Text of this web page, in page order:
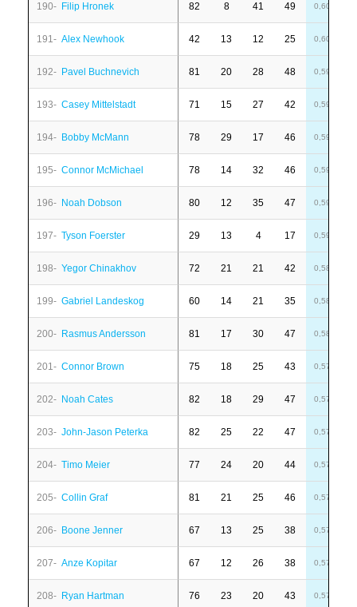
190- Filip Hronek 82 8 41 49 0,60
191- Alex Newhook 42 13 12 25 0,60
192- Pavel Buchnevich 81 20 28 48 0,59
193- Casey Mittelstadt 71 15 27 42 0,59
194- Bobby McMann 78 29 17 46 0,59
195- Connor McMichael 78 14 32 46 0,59
196- Noah Dobson 80 12 35 47 0,59
197- Tyson Foerster 29 13 4 17 0,59
198- Yegor Chinakhov 72 21 21 42 0,58
199- Gabriel Landeskog 60 14 21 35 0,58
200- Rasmus Andersson 81 17 30 47 0,58
201- Connor Brown 75 18 25 43 0,57
202- Noah Cates 82 18 29 47 0,57
203- John-Jason Peterka 82 25 22 47 0,57
204- Timo Meier 77 24 20 44 0,57
205- Collin Graf 81 21 25 46 0,57
206- Boone Jenner 67 13 25 38 0,57
207- Anze Kopitar 67 12 26 38 0,57
208- Ryan Hartman 76 23 20 43 0,57